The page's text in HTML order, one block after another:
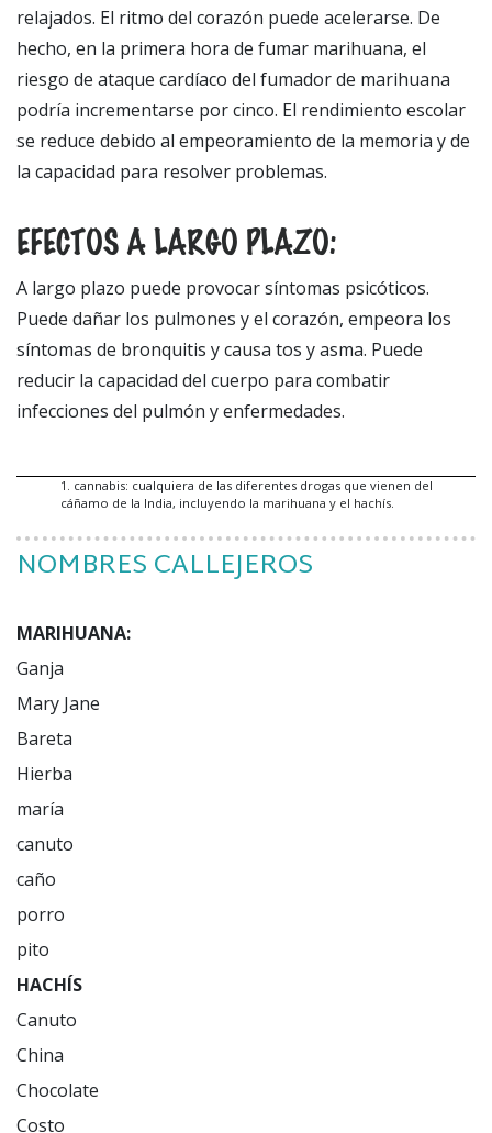
relajados. El ritmo del corazón puede acelerarse. De
hecho, en la primera hora de fumar marihuana, el
riesgo de ataque cardíaco del fumador de marihuana
podría incrementarse por cinco. El rendimiento escolar
se reduce debido al empeoramiento de la memoria y de
la capacidad para resolver problemas.
EFECTOS A LARGO PLAZO:
A largo plazo puede provocar síntomas psicóticos.
Puede dañar los pulmones y el corazón, empeora los
síntomas de bronquitis y causa tos y asma. Puede
reducir la capacidad del cuerpo para combatir
infecciones del pulmón y enfermedades.
1 cannabis: cualquiera de las diferentes drogas que vienen del
cáñamo de la India, incluyendo la marihuana y el hachís
NOMBRES CALLEJEROS
MARIHUANA:
Ganja
Mary Jane
Bareta
Hierba
maría
canuto
caño
porro
HACHÍS
Canuto
China
Chocolate
Costo